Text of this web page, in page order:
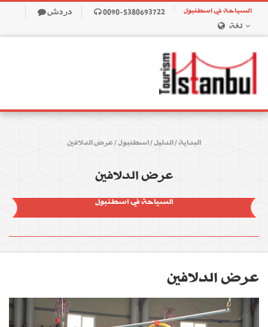
السياحة في اسطنبول 0090-5380693722 دردش
لغة
البداية/الدليل/اسطنبول/عرض الدلافين
عرض الدلافين
السياحة في اسطنبول
عرض الدلافين